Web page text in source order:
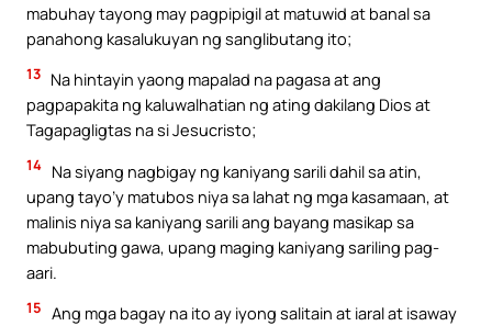
mabuhay tayong may pagpipigil at matuwid at banal sa
panahong kasalukuyan ng sanglibutang ito;
13 Na hintayin yaong mapalad na pagasa at ang
pagpapakita ng kaluwalhatian ng ating dakilang Dios at
Tagapagligtas na si Jesucristo;
14 Na siyang nagbigay ng kaniyang sarili dahil sa atin,
upang tayo’y matubos niya sa lahat ng mga kasamaan, at
malinis niya sa kaniyang sarili ang bayang masikap sa
mabubuting gawa, upang maging kaniyang sariling pag-
aari.
15 Ang mga bagay na ito ay iyong salitain at iaral at isaway